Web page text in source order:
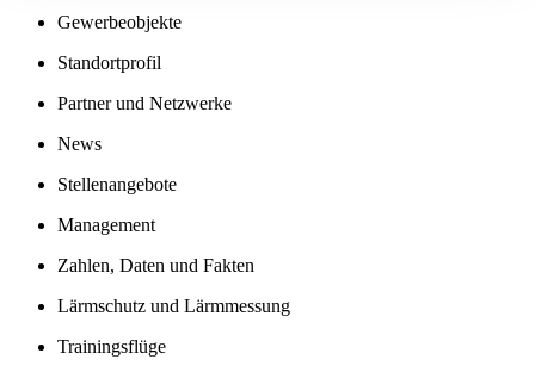
Gewerbeobjekte
Standortprofil
Partner und Netzwerke
News
Stellenangebote
Management
Zahlen, Daten und Fakten
Lärmschutz und Lärmmessung
Trainingsflüge